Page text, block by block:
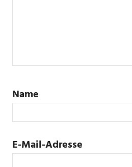
Name
E-Mail-Adresse